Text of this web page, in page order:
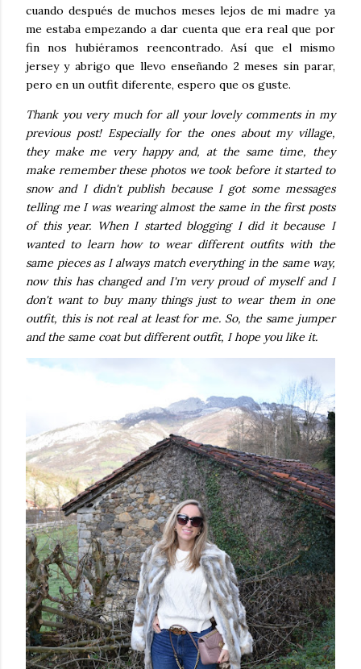
cuando después de muchos meses lejos de mi madre ya
me estaba empezando a dar cuenta que era real que por
fin nos hubiéramos reencontrado. Así que el mismo
jersey y abrigo que llevo enseñando 2 meses sin parar,
pero en un outfit diferente, espero que os guste.
Thank you very much for all your lovely comments in my
previous post! Especially for the ones about my village,
they make me very happy and, at the same time, they
make remember these photos we took before it started to
snow and I didn't publish because I got some messages
telling me I was wearing almost the same in the first posts
of this year. When I started blogging I did it because I
wanted to learn how to wear different outfits with the
same pieces as I always match everything in the same way,
now this has changed and I'm very proud of myself and I
don't want to buy many things just to wear them in one
outfit, this is not real at least for me. So, the same jumper
and the same coat but different outfit, I hope you like it.